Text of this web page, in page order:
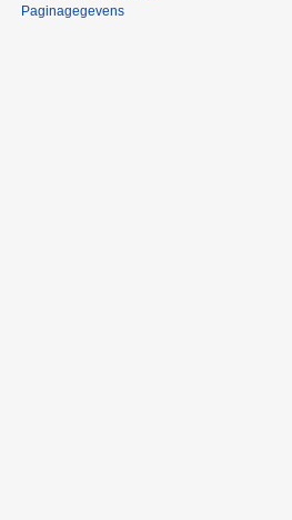
Paginagegevens